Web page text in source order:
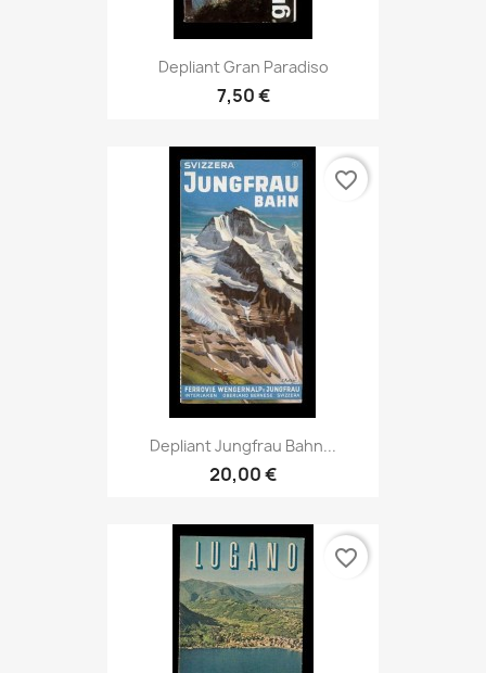
Depliant Gran Paradiso
7,50 €
Depliant Jungfrau Bahn...
20,00 €
favorite_border
favorite_border